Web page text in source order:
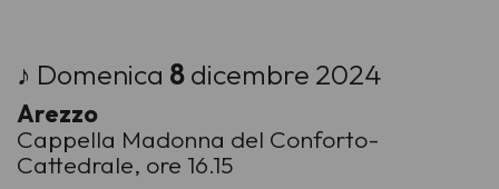
♪ Domenica 8dicembre 2024
Arezzo
Cappella Madonna del Conforto-
Cattedrale, ore 16.15